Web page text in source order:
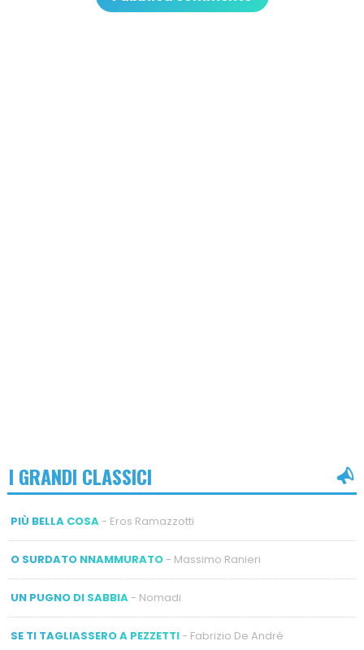
I GRANDI CLASSICI
PIÙ BELLA COSA- Eros Ramazzotti
O SURDATO NNAMMURATO- Massimo Ranieri
UN PUGNO DI SABBIA- Nomadi
SE TI TAGLIASSERO A PEZZETTI- Fabrizio De André